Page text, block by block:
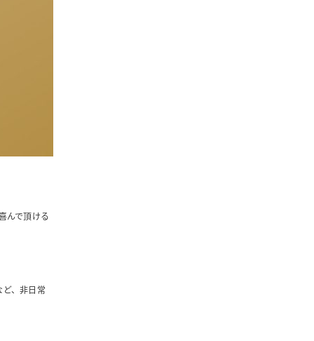
んで頂ける
、非日常